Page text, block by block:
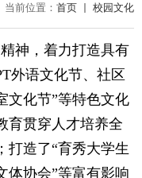
当前位置： 首页 校园文化
神，着力打造具有
外语文化节、社区
文化节”等特色文化
育贯穿人才培养全
打造了“育秀大学生
体协会”等富有影响